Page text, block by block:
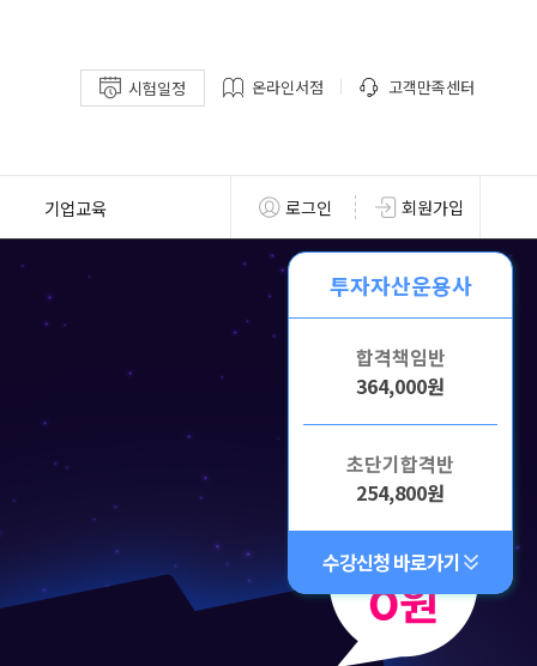
시험일정 온라인서점 고객만족센터
기업교육 로그인 회원가입
투자자산운용사
합격책임반
364,000원
초단기합격반
254,800원
수강신청 바로가기